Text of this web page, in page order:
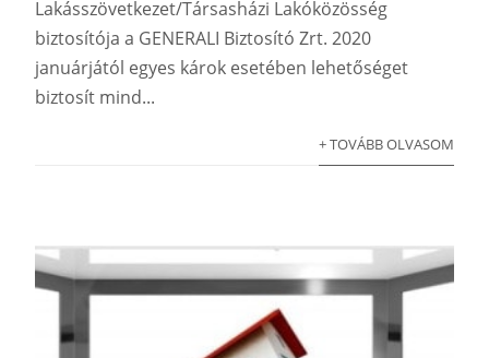
Lakásszövetkezet/Társasházi Lakóközösség
biztosítója a GENERALI Biztosító Zrt. 2020
januárjától egyes károk esetében lehetőséget
biztosít mind...
+ TOVÁBB OLVASOM